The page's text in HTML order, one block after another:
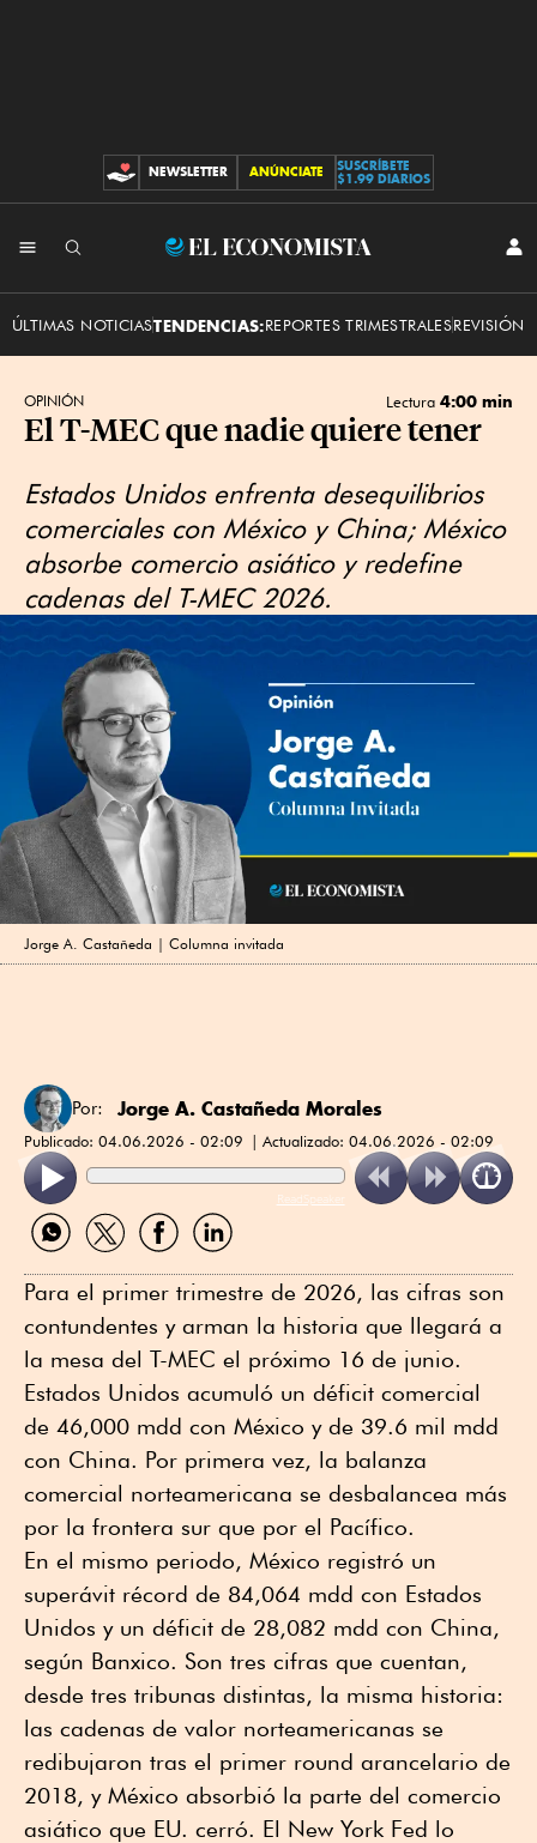
CONTRIBUCIONES
NEWSLETTER ANÚNCIATE
SUSCRÍBETE
$1.99 DIARIOS
El
ÚLTIMAS NOTICIASTENDENCIAS:REPORTES TRIMESTRALESREVISIÓN
OPINIÓN Lectura 4:00 min
El T-MEC que nadie quiere tener
Estados Unidos enfrenta desequilibrios
comerciales con México y China; México
absorbe comercio asiático y redefine
cadenas del T-MEC 2026.
Jorge A. Castañeda | Columna invitada
Por: Jorge A. Castañeda Morales
Publicado: 04.06.2026 - 02:09 Actualizado: 04.06.2026 - 02:09
ReadSpeaker
Compartir
por
Compartir
por
Compartir
por
Compartir
por
Para el primer trimestre de 2026, las cifras son
contundentes y arman la historia que llegará a
la mesa del T-MEC el próximo 16 de junio.
Estados Unidos acumuló un déficit comercial
de 46,000 mdd con México y de 39.6 mil mdd
con China. Por primera vez, la balanza
comercial norteamericana se desbalancea más
por la frontera sur que por el Pacífico.
En el mismo periodo, México registró un
superávit récord de 84,064 mdd con Estados
Unidos y un déficit de 28,082 mdd con China,
según Banxico. Son tres cifras que cuentan,
desde tres tribunas distintas, la misma historia:
las cadenas de valor norteamericanas se
redibujaron tras el primer round arancelario de
2018, y México absorbió la parte del comercio
asiático que EU. cerró. El New York Fed lo